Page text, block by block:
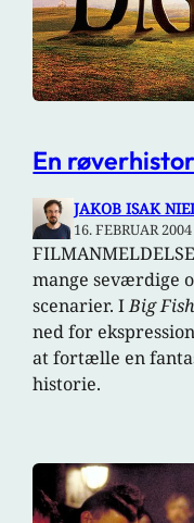
En
JAKOB ISAK
16. FEBRUAR 2004
mange seværdige
scenarier. IBig Fish
ned for
at fortælle en
historie.